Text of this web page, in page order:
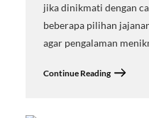
jika dinikmati dengan
beberapa pilihan
agar pengalaman
Continue Reading